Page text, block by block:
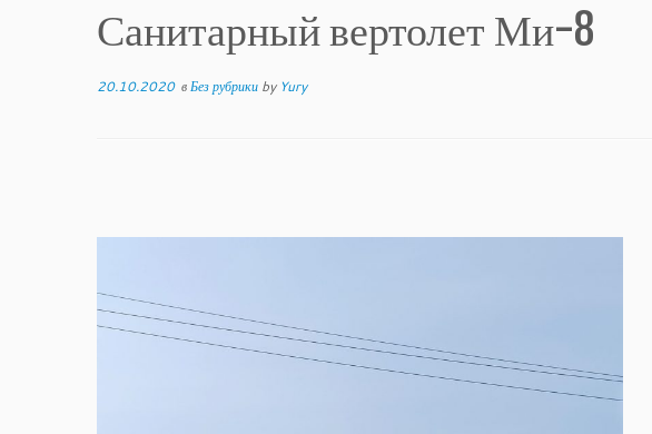
Санитарный вертолет Ми-8
20.10.2020вБез рубрики by Yury